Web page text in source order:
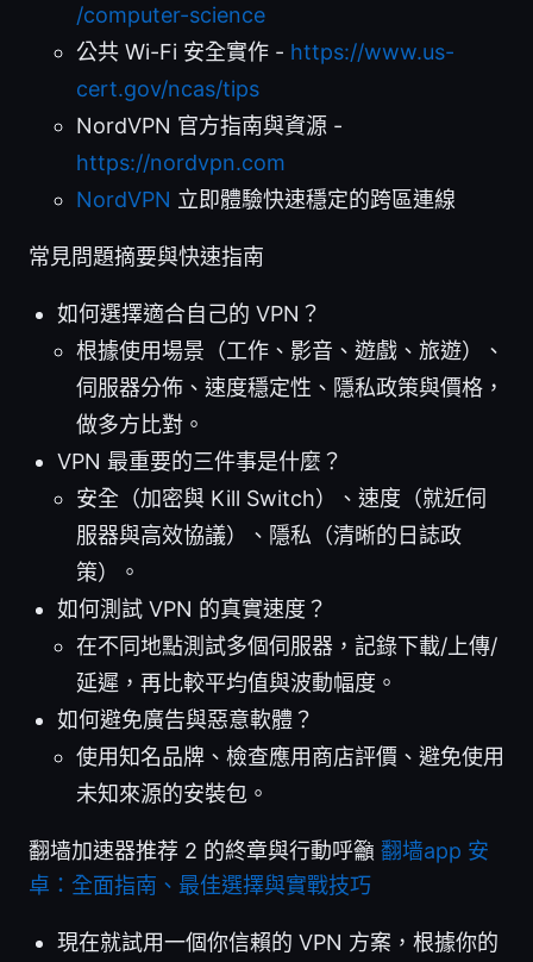
/computer-science
公共 Wi-Fi 安全實作 - https://www.us-
cert.gov/ncas/tips
NordVPN 官方指南與資源 -
https://nordvpn.com
NordVPN 立即體驗快速穩定的跨區連線
常見問題摘要與快速指南
如何選擇適合自己的 VPN？
根據使用場景（工作、影音、遊戲、旅遊）、
伺服器分佈、速度穩定性、隱私政策與價格，
做多方比對。
VPN 最重要的三件事是什麼？
安全（加密與 Kill Switch）、速度（就近伺
服器與高效協議）、隱私（清晰的日誌政
策）。
如何測試 VPN 的真實速度？
在不同地點測試多個伺服器，記錄下載/上傳/
延遲，再比較平均值與波動幅度。
如何避免廣告與惡意軟體？
使用知名品牌、檢查應用商店評價、避免使用
未知來源的安裝包。
翻墙加速器推荐 2 的終章與行動呼籲 翻墙app 安
卓：全面指南、最佳選擇與實戰技巧
現在就試用一個你信賴的 VPN 方案，根據你的